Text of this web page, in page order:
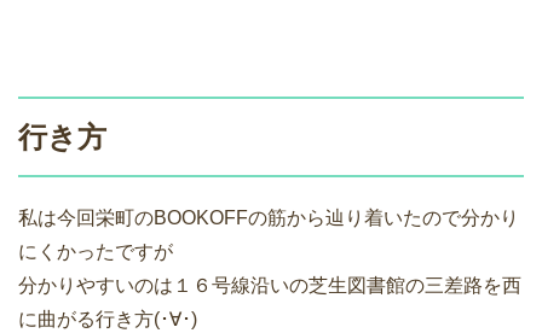
行き方
私は今回栄町のBOOKOFFの筋から辿り着いたので分かり
にくかったですが
分かりやすいのは１６号線沿いの芝生図書館の三差路を西
に曲がる行き方(･∀･)